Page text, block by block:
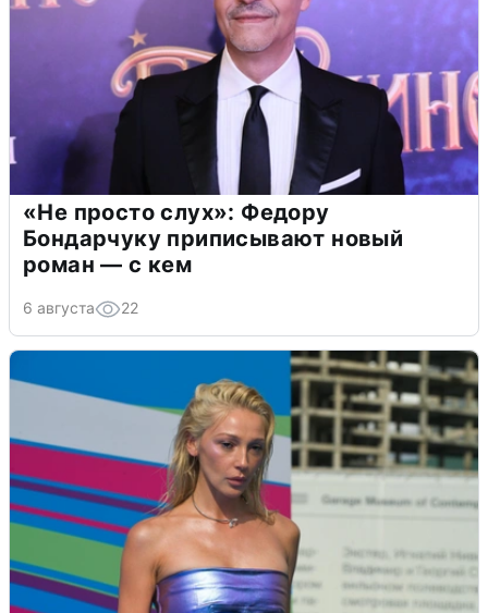
«Не просто слух»: Федору
Бондарчуку приписывают новый
роман — с кем
6 августа 22